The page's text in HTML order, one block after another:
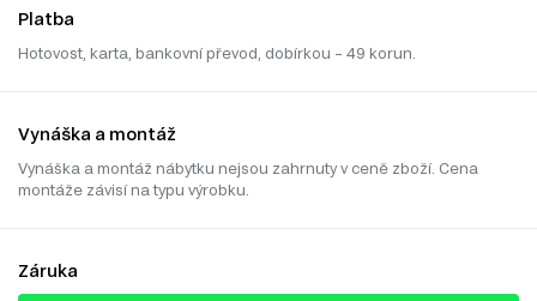
Platba
Hotovost, karta, bankovní převod, dobírkou – 49 korun.
Vynáška a montáž
Vynáška a montáž nábytku nejsou zahrnuty v ceně zboží. Cena
montáže závisí na typu výrobku.
Záruka